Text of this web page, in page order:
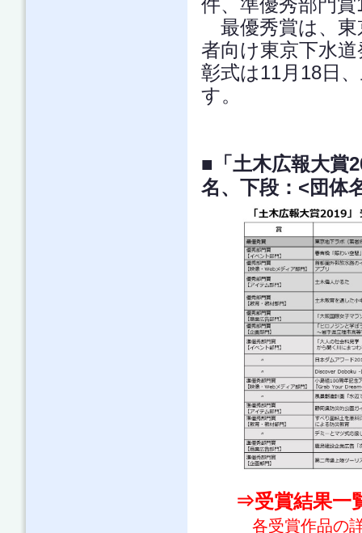
最優秀賞は、東
者向け東京下水
彰式は11月18日
す。
■「土木広報大賞
名、下段：<団体
⇒受賞結果一
各受賞作品の